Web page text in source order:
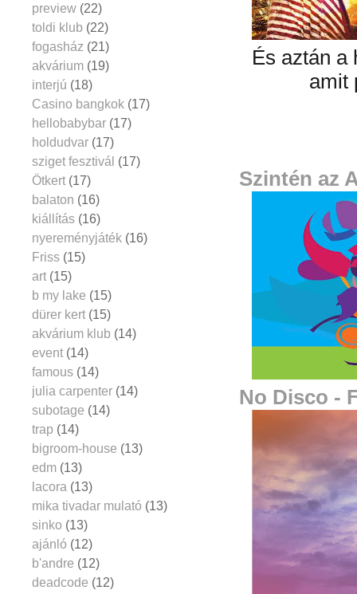
És aztán a
amit
Szintén az
No Disco -
preview (22)
toldi klub (22)
fogasház (21)
akvárium (19)
interjú (18)
Casino bangkok (17)
hellobabybar (17)
holdudvar (17)
sziget fesztivál (17)
Ötkert (17)
balaton (16)
kiállítás (16)
nyereményjáték (16)
Friss (15)
art (15)
b my lake (15)
dürer kert (15)
akvárium klub (14)
event (14)
famous (14)
julia carpenter (14)
subotage (14)
trap (14)
bigroom-house (13)
edm (13)
lacora (13)
mika tivadar mulató (13)
sinko (13)
ajánló (12)
b'andre (12)
deadcode (12)